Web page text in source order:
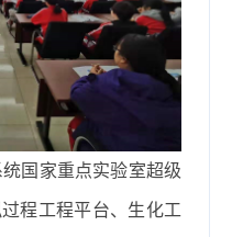
国家重点实验室超级
程工程平台、生化工